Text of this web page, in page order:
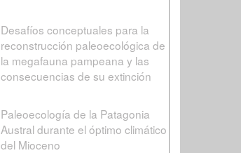
Desafíos conceptuales para la
reconstrucción paleoecológica de
la megafauna pampeana y las
consecuencias de su extinción
Paleoecología de la Patagonia
Austral durante el óptimo climático
del Mioceno